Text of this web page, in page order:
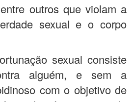
outros que violam a
sexual e o corpo
sexual consiste
alguém, e sem a
com o objetivo de